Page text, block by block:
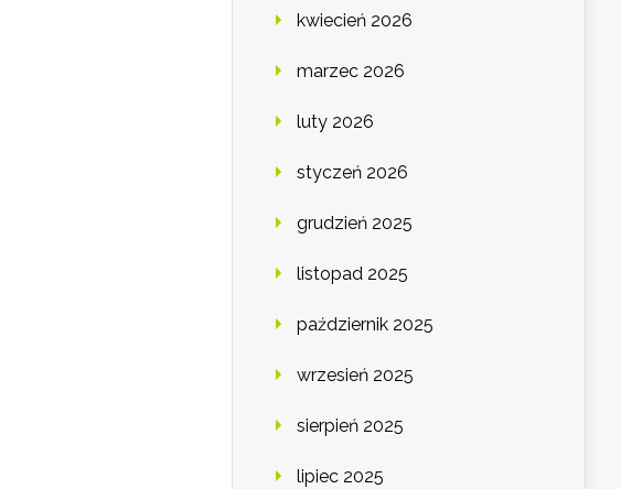
kwiecień 2026
marzec 2026
luty 2026
styczeń 2026
grudzień 2025
listopad 2025
październik 2025
wrzesień 2025
sierpień 2025
lipiec 2025